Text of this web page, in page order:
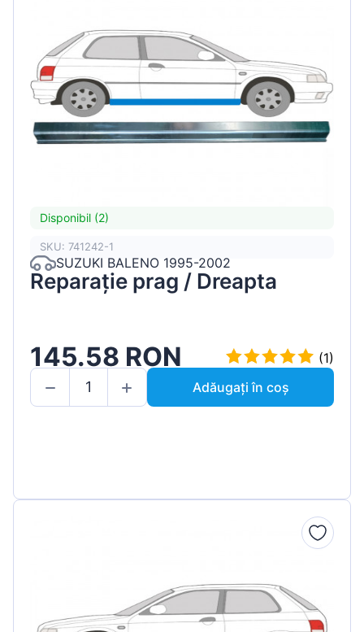
Disponibil (2)
SKU: 741242-1
SUZUKI BALENO 1995-2002
Reparație prag / Dreapta
145.58 RON
(1)
Adăugați în coș